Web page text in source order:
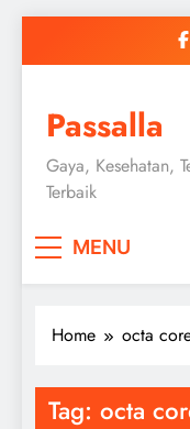
Passalla
Gaya, Kesehatan,
Terbaik
MENU
Home octa
Tag: octa